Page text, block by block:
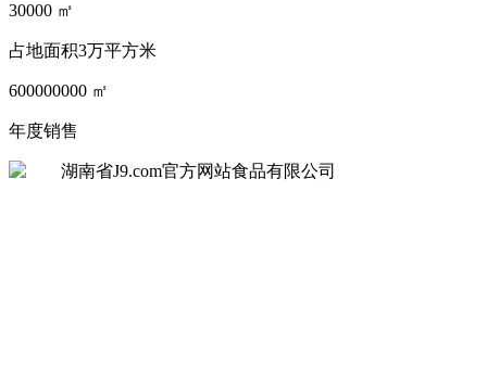
30000 ㎡
占地面积3万平方米
600000000 ㎡
年度销售